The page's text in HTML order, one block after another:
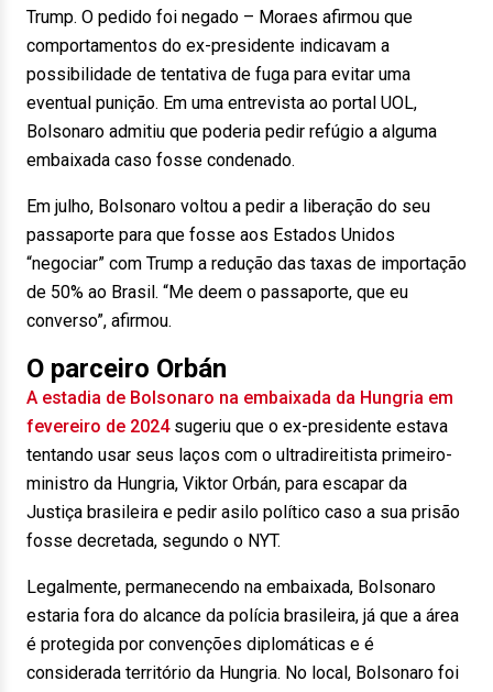
Trump. O pedido foi negado – Moraes afirmou que
comportamentos do ex-presidente indicavam a
possibilidade de tentativa de fuga para evitar uma
eventual punição. Em uma entrevista ao portal UOL,
Bolsonaro admitiu que poderia pedir refúgio a alguma
embaixada caso fosse condenado.
Em julho, Bolsonaro voltou a pedir a liberação do seu
passaporte para que fosse aos Estados Unidos
“negociar” com Trump a redução das taxas de importação
de 50% ao Brasil. “Me deem o passaporte, que eu
converso”, afirmou.
O parceiro Orbán
A estadia de Bolsonaro na embaixada da Hungria em
fevereiro de 2024sugeriu que o ex-presidente estava
tentando usar seus laços com o ultradireitista primeiro-
ministro da Hungria, Viktor Orbán, para escapar da
Justiça brasileira e pedir asilo político caso a sua prisão
fosse decretada, segundo o NYT.
Legalmente, permanecendo na embaixada, Bolsonaro
estaria fora do alcance da polícia brasileira, já que a área
é protegida por convenções diplomáticas e é
considerada território da Hungria. No local, Bolsonaro foi